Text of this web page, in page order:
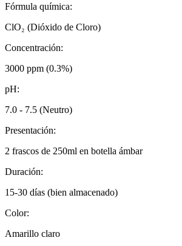
Fórmula química:
ClO₂ (Dióxido de Cloro)
Concentración:
3000 ppm (0.3%)
pH:
7.0 - 7.5 (Neutro)
Presentación:
2 frascos de 250ml en botella ámbar
Duración:
15-30 días (bien almacenado)
Color:
Amarillo claro